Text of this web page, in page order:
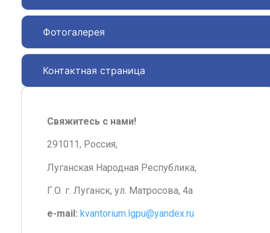
Фотогалерея
Контактная страница
Свяжитесь с нами!
291011, Россия,
Луганская Народная Республика,
Г.О. г. Луганск, ул. Матросова, 4а
e-mail: kvantorium.lgpu@yandex.ru